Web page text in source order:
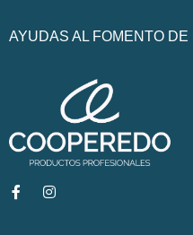
AYUDAS AL FOMENTO